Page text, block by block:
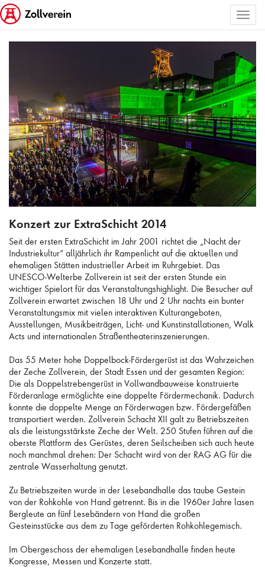
ALLE BILDER AUSWÄHLEN
Konzert zur ExtraSchicht 2014
Seit der ersten ExtraSchicht im Jahr 2001 richtet die „Nacht der
Industriekultur“ alljährlich ihr Rampenlicht auf die aktuellen und
ehemaligen Stätten industrieller Arbeit im Ruhrgebiet. Das
UNESCO-Welterbe Zollverein ist seit der ersten Stunde ein
wichtiger Spielort für das Veranstaltungshighlight. Die Besucher auf
Zollverein erwartet zwischen 18 Uhr und 2 Uhr nachts ein bunter
Veranstaltungsmix mit vielen interaktiven Kulturangeboten,
Ausstellungen, Musikbeiträgen, Licht- und Kunstinstallationen, Walk
Acts und internationalen Straßentheaterinszenierungen.
Das 55 Meter hohe Doppelbock-Fördergerüst ist das Wahrzeichen
der Zeche Zollverein, der Stadt Essen und der gesamten Region:
Die als Doppelstrebengerüst in Vollwandbauweise konstruierte
Förderanlage ermöglichte eine doppelte Fördermechanik. Dadurch
konnte die doppelte Menge an Förderwagen bzw. Fördergefäßen
transportiert werden. Zollverein Schacht XII galt zu Betriebszeiten
als die leistungsstärkste Zeche der Welt. 250 Stufen führen auf die
oberste Plattform des Gerüstes, deren Seilscheiben sich auch heute
noch manchmal drehen: Der Schacht wird von der RAG AG für die
zentrale Wasserhaltung genutzt.
Zu Betriebszeiten wurde in der Lesebandhalle das taube Gestein
von der Rohkohle von Hand getrennt. Bis in die 1960er Jahre lasen
Bergleute an fünf Lesebändern von Hand die großen
Gesteinsstücke aus dem zu Tage geförderten Rohkohlegemisch.
Im Obergeschoss der ehemaligen Lesebandhalle finden heute
Kongresse, Messen und Konzerte statt.